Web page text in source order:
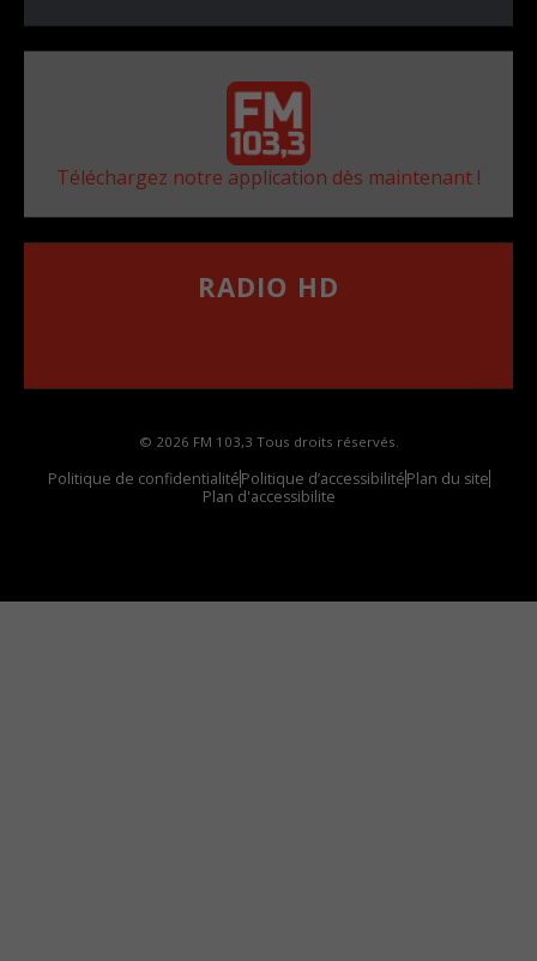
Téléchargez notre application dès maintenant !
RADIO HD
© 2026 FM 103,3 Tous droits réservés.
Politique de confidentialitéPolitique d’accessibilitéPlan du site
Plan d'accessibilite